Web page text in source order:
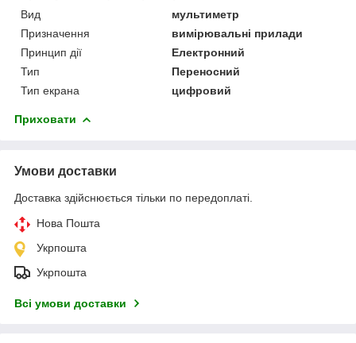
Вид
мультиметр
Призначення
вимірювальні прилади
Принцип дії
Електронний
Тип
Переносний
Тип екрана
цифровий
Приховати
Умови доставки
Доставка здійснюється тільки по передоплаті.
Нова Пошта
Укрпошта
Укрпошта
Всі умови доставки